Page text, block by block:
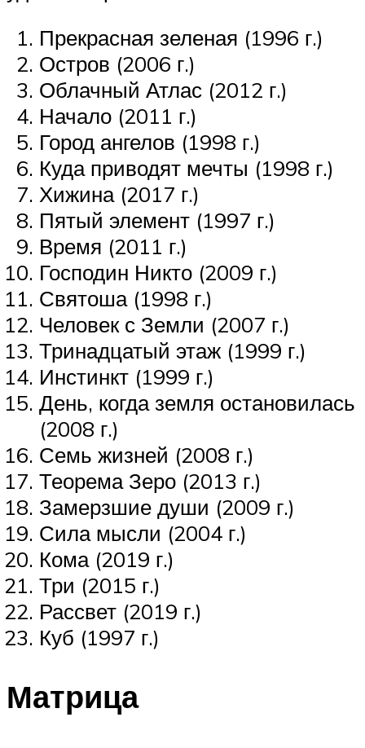
Прекрасная зеленая (1996 г.)
Остров (2006 г.)
Облачный Атлас (2012 г.)
Начало (2011 г.)
Город ангелов (1998 г.)
Куда приводят мечты (1998 г.)
Хижина (2017 г.)
Пятый элемент (1997 г.)
Время (2011 г.)
Господин Никто (2009 г.)
Святоша (1998 г.)
Человек с Земли (2007 г.)
Тринадцатый этаж (1999 г.)
Инстинкт (1999 г.)
День, когда земля остановилась
(2008 г.)
Семь жизней (2008 г.)
Теорема Зеро (2013 г.)
Замерзшие души (2009 г.)
Сила мысли (2004 г.)
Кома (2019 г.)
Три (2015 г.)
Рассвет (2019 г.)
Куб (1997 г.)
Матрица